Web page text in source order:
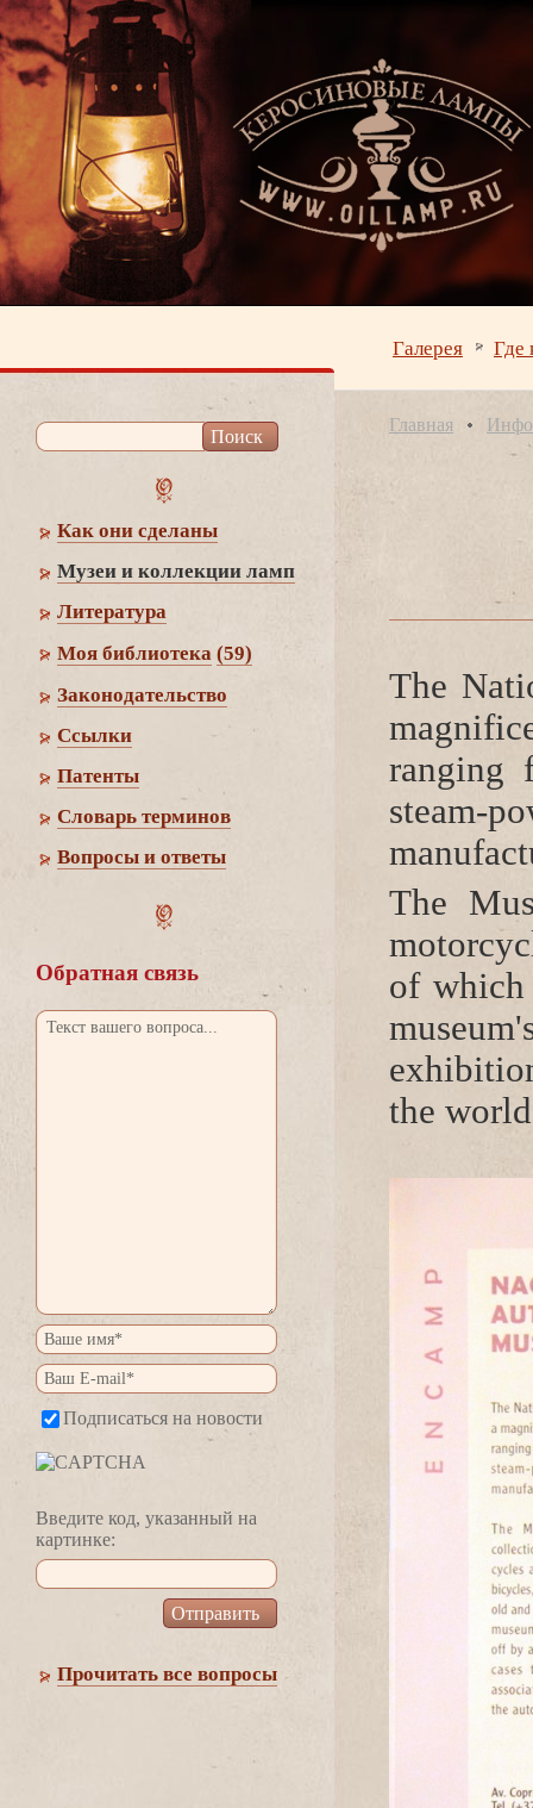
Галерея Где
Как они сделаны
Музеи и коллекции ламп
Литература
Моя библиотека (59)
Законодательство
Cсылки
Патенты
Словарь термино
опросы и ответы
Обратная связь
Подписаться на новости
едите код, указанный на
картинке:
Прочитать все вопросы
Главная
The
ranging
steam-
The
of which
the